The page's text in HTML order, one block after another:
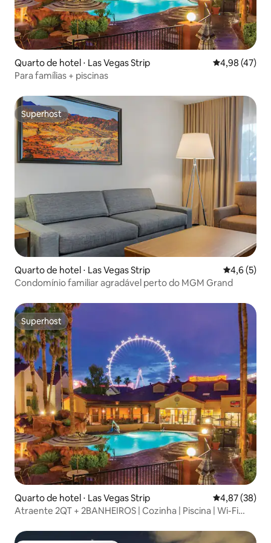
Quarto de hotel ⋅ Las Vegas Strip 4,98 de uma
4,98 (47)
Para famílias + piscinas
Superhost
Superhost
Quarto de hotel ⋅ Las Vegas Strip 4,6 de
4,6 (5)
Condomínio familiar agradável perto do MGM Grand
Superhost
Superhost
Quarto de hotel ⋅ Las Vegas Strip 4,87 de uma
4,87 (38)
Atraente 2QT + 2BANHEIROS | Cozinha | Piscina | Wi-Fi